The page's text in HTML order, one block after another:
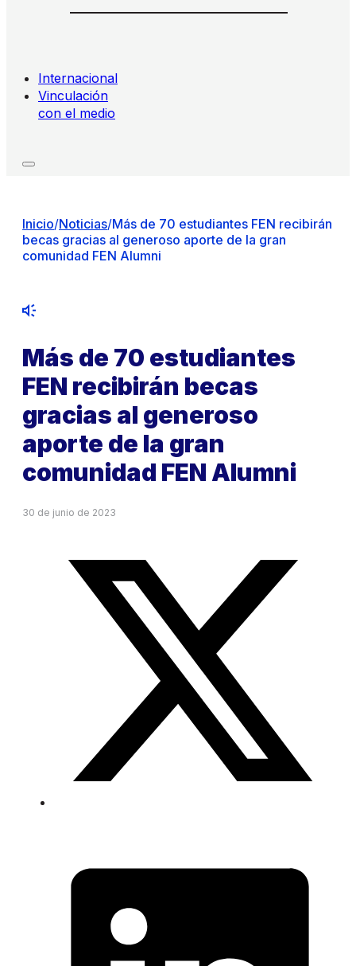
Internacional
Vinculación
con el medio
Inicio/Noticias/Más de 70 estudiantes FEN recibirán
becas gracias al generoso aporte de la gran
comunidad FEN Alumni
Más de 70 estudiantes
FEN recibirán becas
gracias al generoso
aporte de la gran
comunidad FEN Alumni
30 de junio de 2023